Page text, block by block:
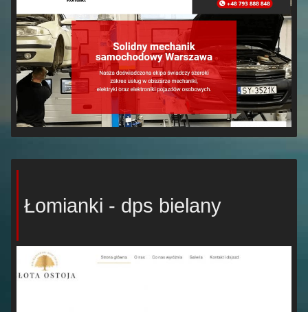
Łomianki - dps bielany